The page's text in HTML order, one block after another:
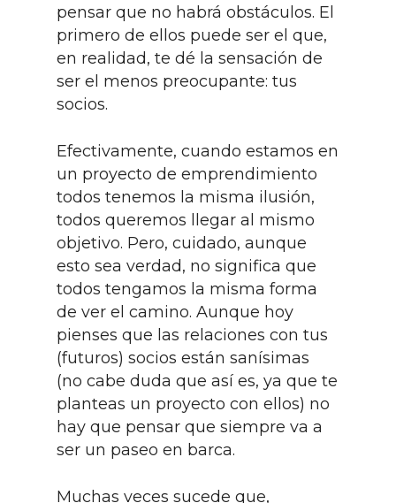
pensar que no habrá obstáculos. El
primero de ellos puede ser el que,
en realidad, te dé la sensación de
ser el menos preocupante: tus
socios.
Efectivamente, cuando estamos en
un proyecto de emprendimiento
todos tenemos la misma ilusión,
todos queremos llegar al mismo
objetivo. Pero, cuidado, aunque
esto sea verdad, no significa que
todos tengamos la misma forma
de ver el camino. Aunque hoy
pienses que las relaciones con tus
(futuros) socios están sanísimas
(no cabe duda que así es, ya que te
planteas un proyecto con ellos) no
hay que pensar que siempre va a
ser un paseo en barca.
Muchas veces sucede que,